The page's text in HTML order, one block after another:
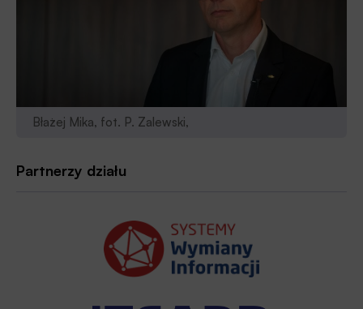
Błażej Mika, fot. P. Zalewski,
Partnerzy działu